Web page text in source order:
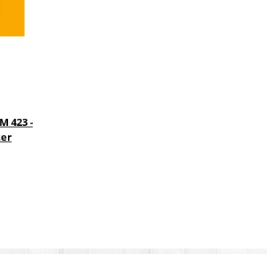
423 -